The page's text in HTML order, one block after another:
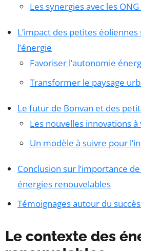
Les synergies avec les
L’impact des petites
l’énergie
Favoriser l’autonomie
Transformer le paysage
Le futur de Bonvan et des
Les nouvelles innovations à
Un modèle à suivre pour
Conclusion sur l’importance
énergies renouvelables
Témoignages autour du
Le contexte des